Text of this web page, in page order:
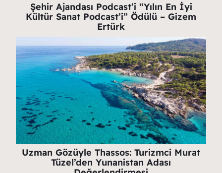
Şehir Ajandası Podcast’i “Yılın En İyi
Kültür Sanat Podcast’i” Ödülü – Gizem
Ertürk
Uzman Gözüyle Thassos: Turizmci Murat
Tüzel’den Yunanistan Adası